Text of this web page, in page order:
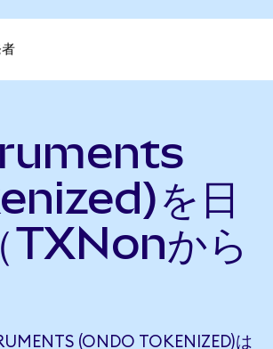
者
を日
TXNonから
(ONDO TOKENIZED)は